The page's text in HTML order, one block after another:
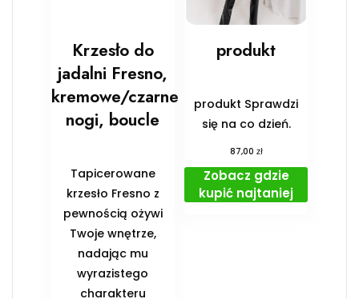
Krzesło do
jadalni Fresno,
kremowe/czarne
nogi, boucle
Tapicerowane
krzesło Fresno z
pewnością ożywi
Twoje wnętrze,
nadając mu
wyrazistego
charakteru
produkt
produkt Sprawdzi
się na co dzień.
87,00 zł
Zobacz gdzie
kupić najtaniej